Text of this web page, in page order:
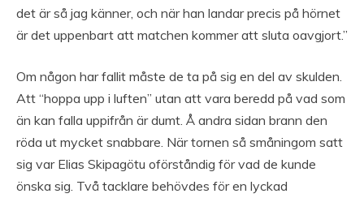
det är så jag känner, och när han landar precis på hörnet
är det uppenbart att matchen kommer att sluta oavgjort.”
Om någon har fallit måste de ta på sig en del av skulden.
Att “hoppa upp i luften” utan att vara beredd på vad som
än kan falla uppifrån är dumt. Å andra sidan brann den
röda ut mycket snabbare. När tornen så småningom satt
sig var Elias Skipagötu oförståndig för vad de kunde
önska sig. Två tacklare behövdes för en lyckad